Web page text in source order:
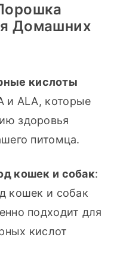
Домашних
кислоты
и ALA, которые
здоровья
питомца.
кошек и собак:
кошек и собак
подходит для
кислот